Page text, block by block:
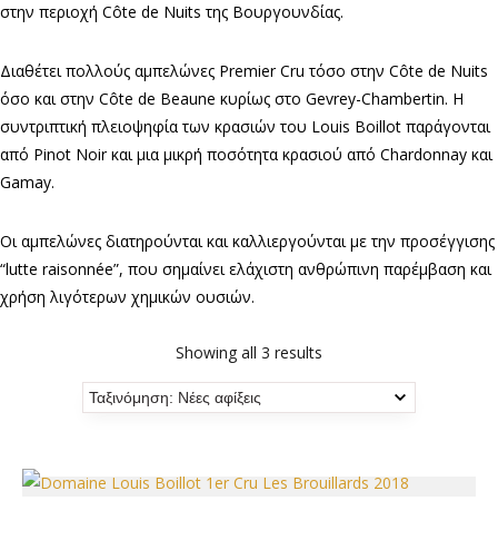
στην περιοχή Côte de Nuits της Βουργουνδίας.
Διαθέτει πολλούς αμπελώνες Premier Cru τόσο στην Côte de Nuits
όσο και στην Côte de Beaune κυρίως στο Gevrey-Chambertin. Η
συντριπτική πλειοψηφία των κρασιών του Louis Boillot παράγονται
από Pinot Noir και μια μικρή ποσότητα κρασιού από Chardonnay και
Gamay.
Οι αμπελώνες διατηρούνται και καλλιεργούνται με την προσέγγισης
“lutte raisonnée”, που σημαίνει ελάχιστη ανθρώπινη παρέμβαση και
χρήση λιγότερων χημικών ουσιών.
Showing all 3 results